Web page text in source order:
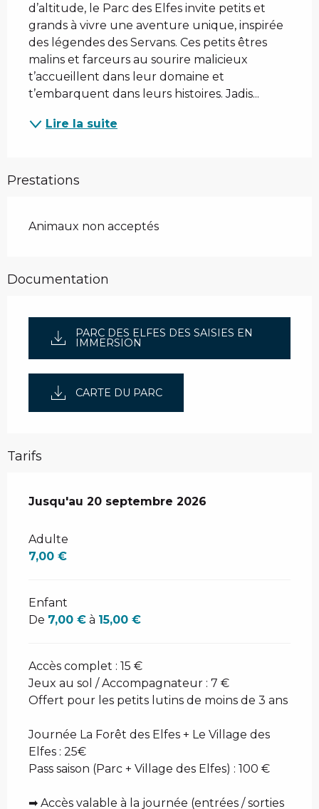
d’altitude, le Parc des Elfes invite petits et
grands à vivre une aventure unique, inspirée
des légendes des Servans. Ces petits êtres
malins et farceurs au sourire malicieux
t’accueillent dans leur domaine et
t’embarquent dans leurs histoires. Jadis...
Lire la suite
Prestations
Animaux non acceptés
Documentation
PARC DES ELFES DES SAISIES EN
IMMERSION
CARTE DU PARC
Tarifs
Du13 juin 2026au20 septembre 2026
Jusqu'au 20 septembre 2026
Adulte
7,00 €
Enfant
De 7,00 € à 15,00 €
Accès complet : 15 €
Jeux au sol / Accompagnateur : 7 €
Offert pour les petits lutins de moins de 3 ans
Journée La Forêt des Elfes + Le Village des
Elfes : 25€
Pass saison (Parc + Village des Elfes) : 100 €
➡ Accès valable à la journée (entrées / sorties